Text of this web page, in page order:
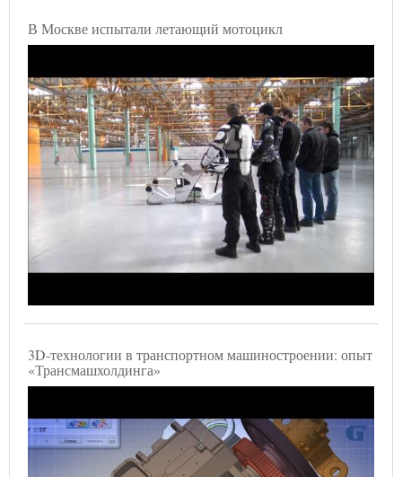
В Москве испытали летающий мотоцикл
3D-технологии в транспортном машиностроении: опыт
«Трансмашхолдинга»